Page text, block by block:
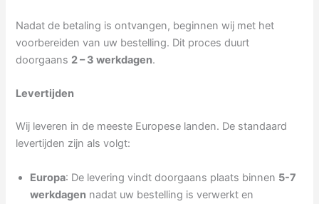
Nadat de betaling is ontvangen, beginnen wij met het
voorbereiden van uw bestelling. Dit proces duurt
doorgaans 2 – 3 werkdagen.
Levertijden
Wij leveren in de meeste Europese landen. De standaard
levertijden zijn als volgt:
Europa: De levering vindt doorgaans plaats binnen 5-7
werkdagen nadat uw bestelling is verwerkt en